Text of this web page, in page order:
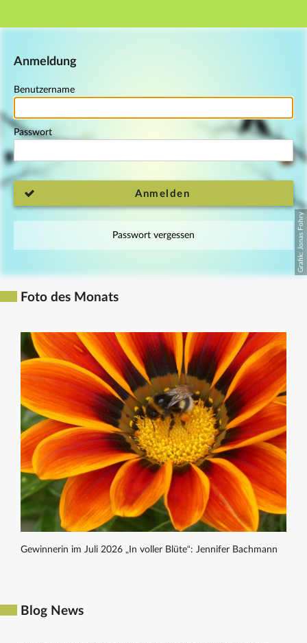
Hauptnavigation
Anmeldung
Benutzername
Passwort
Anmelden
Passwort vergessen
Foto des Monats
Gewinnerin im Juli 2026 „In voller Blüte“: Jennifer Bachmann
Blog News